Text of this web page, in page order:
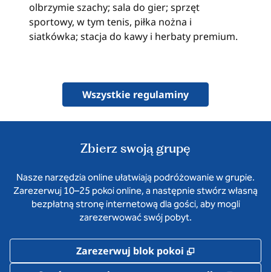
olbrzymie szachy; sala do gier; sprzęt
sportowy, w tym tenis, piłka nożna i
siatkówka; stacja do kawy i herbaty premium.
Wszystkie regulaminy
Zbierz swoją grupę
Nasze narzędzia online ułatwiają podróżowanie w grupie.
Zarezerwuj 10–25 pokoi online, a następnie stwórz własną
bezpłatną stronę internetową dla gości, aby mogli
zarezerwować swój pobyt.
Zarezerwuj blok pokoi ,